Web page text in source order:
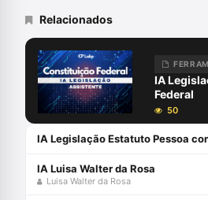
Relacionados
IA
Federal
50
IA Legislação Estatuto Pessoa
IA Luisa Walter da Rosa
Luisa Walter da Rosa